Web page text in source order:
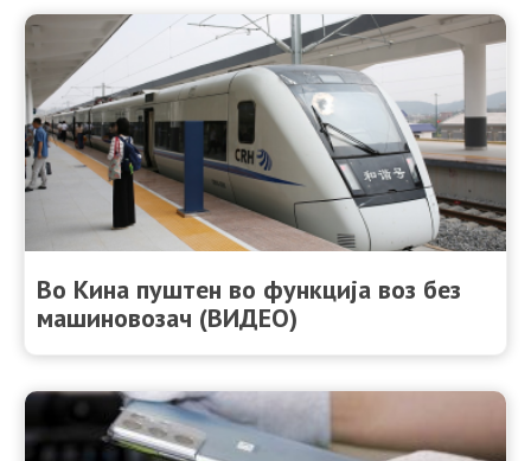
Во Кина пуштен во функција воз без
машиновозач (ВИДЕО)